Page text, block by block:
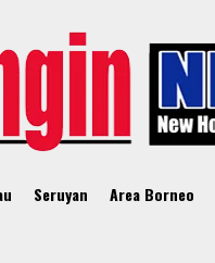
Seruyan Area Borneo